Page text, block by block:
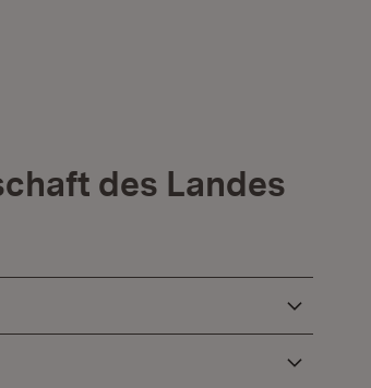
des Landes